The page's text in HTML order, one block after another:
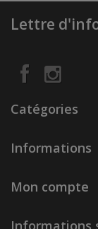
Lettre
Catégories
Informations
Mon compte
Informations